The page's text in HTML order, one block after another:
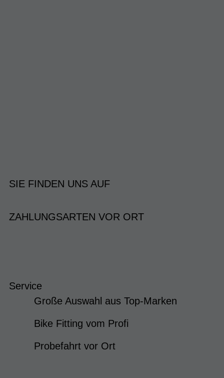
SIE FINDEN UNS AUF
ZAHLUNGSARTEN VOR ORT
Service
Große Auswahl aus Top-Marken
Bike Fitting vom Profi
Probefahrt vor Ort